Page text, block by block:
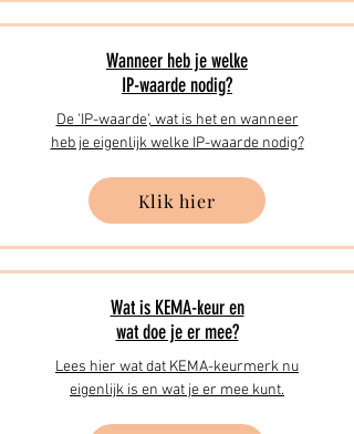
Wanneer heb je welke
IP-waarde nodig?
De 'IP-waarde', wat is het en wanneer
heb je eigenlijk welke IP-waarde nodig?
Klik hier
Wat is KEMA-keur en
wat doe je er mee?
Lees hier wat dat KEMA-keurmerk nu
eigenlijk is en wat je er mee kunt.